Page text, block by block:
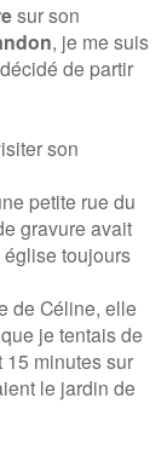
sur son
, je me suis
de partir
son
petite rue du
gravure avait
toujours
de Céline, elle
je tentais de
15 minutes sur
le jardin de